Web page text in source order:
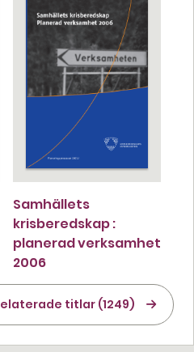
Samhällets
krisberedskap :
planerad verksamhet
2006
titlar (1249)